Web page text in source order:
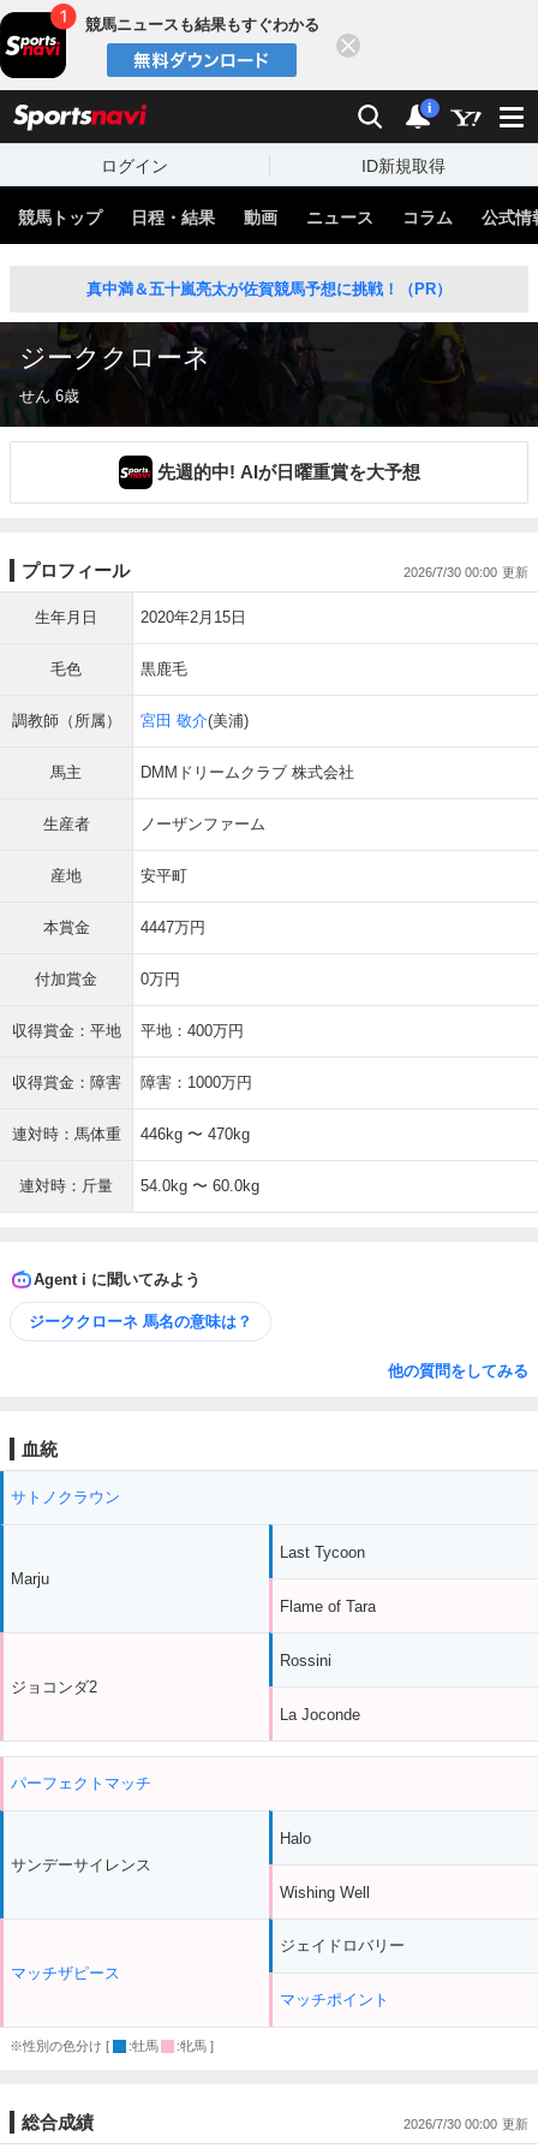
競馬ニュースも結果もすぐわかる
検索 通知
i
ログイン ID新規取得
競馬トップ 日程・結果 動画 ニュース コラム 公式情
真中満＆五十嵐亮太が佐賀競馬予想に挑戦！（PR）
ジーククローネ
せん 6歳
先週的中! AIが日曜重賞を大予想
プロフィール 2026/7/30 00:00
生年月日 2020年2月15日
毛色 黒鹿毛
調教師（所属） 宮田 敬介(美浦)
馬主 DMMドリームクラブ 株式会社
生産者 ノーザンファーム
産地 安平町
本賞金 4447万円
付加賞金 0万円
収得賞金：平地 平地：400万円
収得賞金：障害 障害：1000万円
連対時：馬体重 446kg 〜 470kg
連対時：斤量 54.0kg 〜 60.0kg
Agent i に聞いてみよう
ジーククローネ 馬名の意味は？
他の質問をしてみる
血統
サトノクラウン
Marju
ジョコンダ2
Last Tycoon
Flame of Tara
Rossini
La Joconde
パーフェクトマッチ
サンデーサイレンス
マッチザピース
Halo
Wishing Well
ジェイドロバリー
マッチポイント
※性別の色分け [ :牡馬 :牝馬 ]
総合成績 2026/7/30 00:00